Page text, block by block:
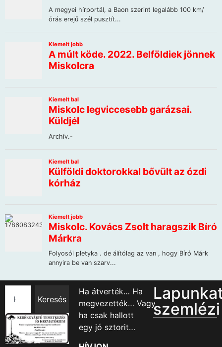
Keresés
Ha átverték… Ha
megvezették… Vagy
ha csak hallott
egy jó sztorit…
szemlézi